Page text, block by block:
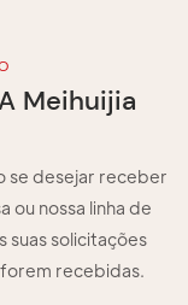
Meihuijia
se desejar receber
ou nossa linha de
suas solicitações
recebidas.